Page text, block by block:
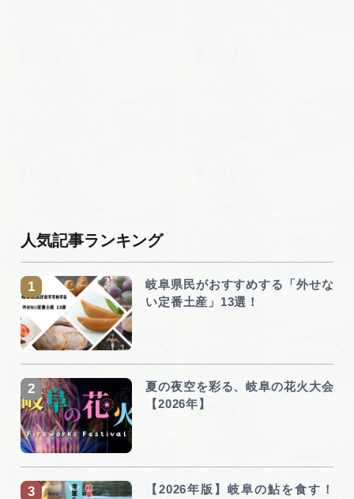
人気記事ランキング
岐阜県民がおすすめする「外せな
い定番土産」13選！
夏の夜空を彩る、岐阜の花火大会
【2026年】
【2026年版】岐阜の鮎を食す！